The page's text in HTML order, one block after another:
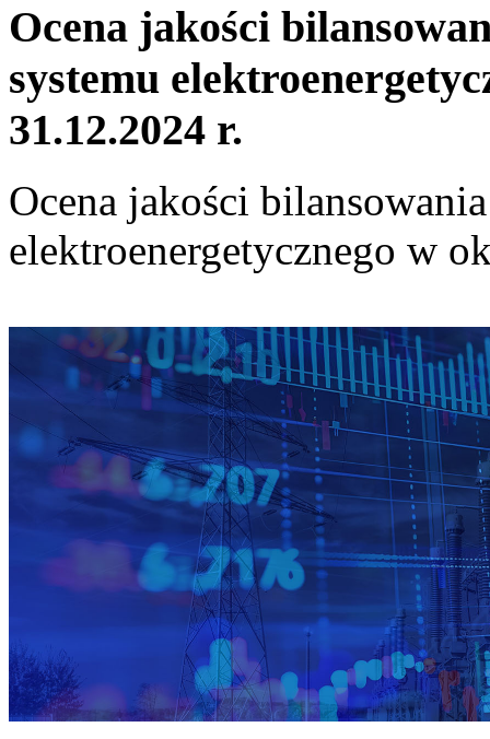
Ocena jakości
systemu
31.12.2024 r.
Ocena jakości
elektroenergetycznego w